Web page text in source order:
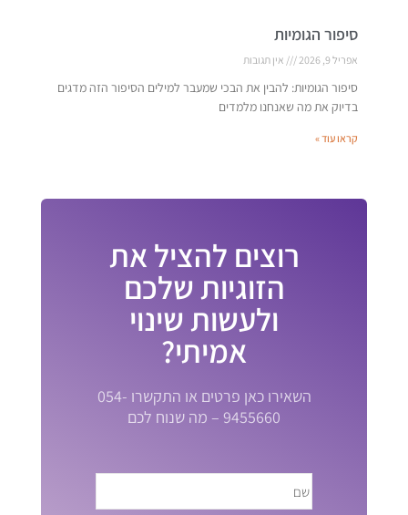
סיפור הגומיות
אפריל 9, 2026 אין תגובות
סיפור הגומיות: להבין את הבכי שמעבר למילים הסיפור הזה מדגים
בדיוק את מה שאנחנו מלמדים
קראו עוד »
רוצים להציל את
הזוגיות שלכם
ולעשות שינוי
אמיתי?
השאירו כאן פרטים או התקשרו 054-
9455660 – מה שנוח לכם